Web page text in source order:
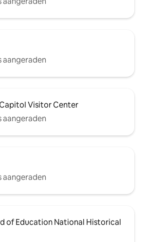
aangeraden
Visitor Center
aangeraden
aangeraden
of Education National Historical